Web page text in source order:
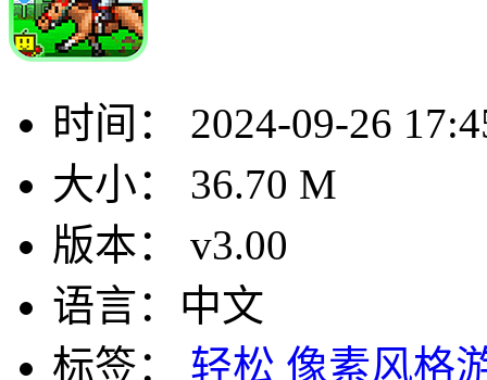
时间：
2024-09-26
大小：
36.70 M
版本：
v3.00
语言： 中文
标签：
轻松 像素风格